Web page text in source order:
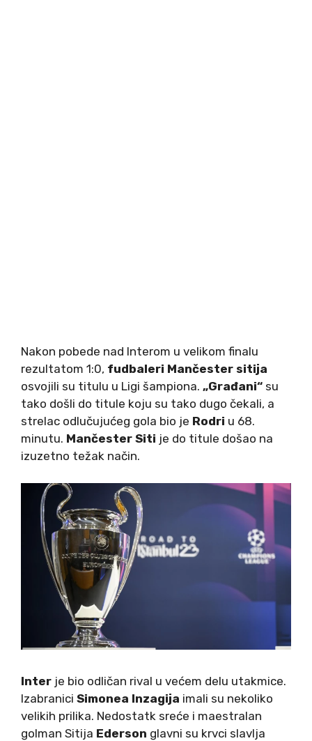
Nakon pobede nad Interom u velikom finalu
rezultatom 1:0, fudbaleri Mančester sitija
osvojili su titulu u Ligi šampiona. „Građani“ su
tako došli do titule koju su tako dugo čekali, a
strelac odlučujućeg gola bio je Rodri u 68.
minutu. Mančester Siti je do titule došao na
izuzetno težak način.
Inter je bio odličan rival u većem delu utakmice.
Izabranici Simonea Inzagija imali su nekoliko
velikih prilika. Nedostatk sreće i maestralan
golman Sitija Ederson glavni su krvci slavlja